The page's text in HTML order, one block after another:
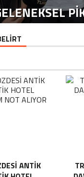
ANTIK